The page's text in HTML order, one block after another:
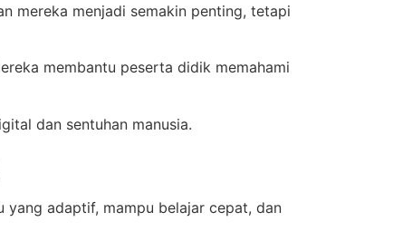
mereka menjadi semakin penting, tetapi
membantu peserta didik memahami
dan sentuhan manusia.
yang adaptif, mampu belajar cepat, dan